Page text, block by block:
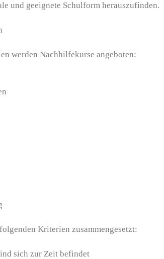
und geeignete Schulform herauszufinden.
werden Nachhilfekurse angeboten:
Kriterien zusammengesetzt:
sich zur Zeit befindet